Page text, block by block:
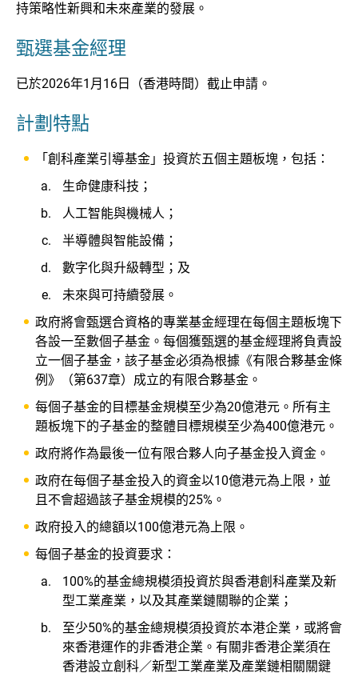
持策略性新興和未來產業的發展。
甄選基金經理
已於2026年1月16日（香港時間）截止申請。
計劃特點
「創科產業引導基金」投資於五個主題板塊，包括：
生命健康科技；
人工智能與機械人；
半導體與智能設備；
數字化與升級轉型；及
未來與可持續發展。
政府將會甄選合資格的專業基金經理在每個主題板塊下
各設一至數個子基金。每個獲甄選的基金經理將負責設
立一個子基金，該子基金必須為根據《有限合夥基金條
例》（第637章）成立的有限合夥基金。
每個子基金的目標基金規模至少為20億港元。所有主
題板塊下的子基金的整體目標規模至少為400億港元。
政府將作為最後一位有限合夥人向子基金投入資金。
政府在每個子基金投入的資金以10億港元為上限，並
且不會超過該子基金規模的25%。
政府投入的總額以100億港元為上限。
每個子基金的投資要求：
100%的基金總規模須投資於與香港創科產業及新
型工業產業，以及其產業鏈關聯的企業；
至少50%的基金總規模須投資於本港企業，或將會
來香港運作的非香港企業。有關非香港企業須在
香港設立創科／新型工業產業及產業鏈相關關鍵